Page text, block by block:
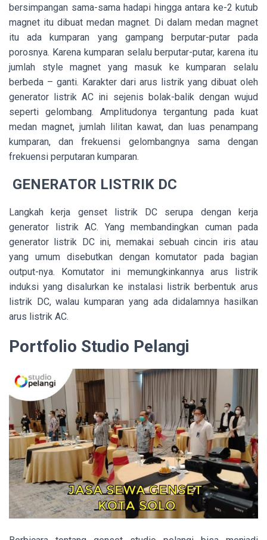
bersimpangan sama-sama hadapi hingga antara ke-2 kutub
magnet itu dibuat medan magnet. Di dalam medan magnet
itu ada kumparan yang gampang berputar-putar pada
porosnya. Karena kumparan selalu berputar-putar, karena itu
jumlah style magnet yang masuk ke kumparan selalu
berbeda – ganti. Karakter dari arus listrik yang dibuat oleh
generator listrik AC ini sejenis bolak-balik dengan wujud
seperti gelombang. Amplitudonya tergantung pada kuat
medan magnet, jumlah lilitan kawat, dan luas penampang
kumparan, dan frekuensi gelombangnya sama dengan
frekuensi perputaran kumparan.
GENERATOR LISTRIK DC
Langkah kerja genset listrik DC serupa dengan kerja
generator listrik AC. Yang membandingkan cuman pada
generator listrik DC ini, memakai sebuah cincin iris atau
yang umum disebutkan dengan komutator pada bagian
output-nya. Komutator ini memungkinkannya arus listrik
induksi yang disalurkan ke instalasi listrik berbentuk arus
listrik DC, walau kumparan yang ada didalamnya hasilkan
arus listrik AC.
Portfolio Studio Pelangi